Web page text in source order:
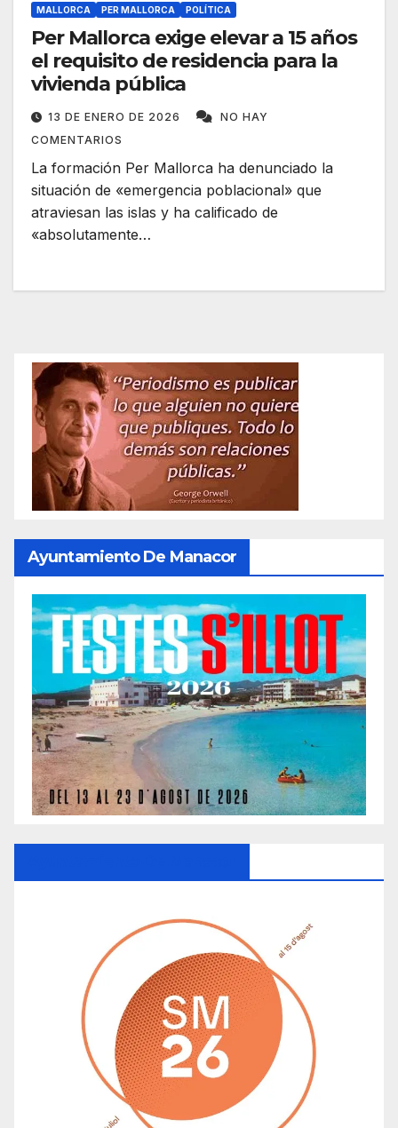
MALLORCA PER MALLORCA POLÍTICA
Per Mallorca exige elevar a 15 años
el requisito de residencia para la
vivienda pública
13 DE ENERO DE 2026
NO HAY
COMENTARIOS
La formación Per Mallorca ha denunciado la
situación de «emergencia poblacional» que
atraviesan las islas y ha calificado de
«absolutamente…
Ayuntamiento De Manacor